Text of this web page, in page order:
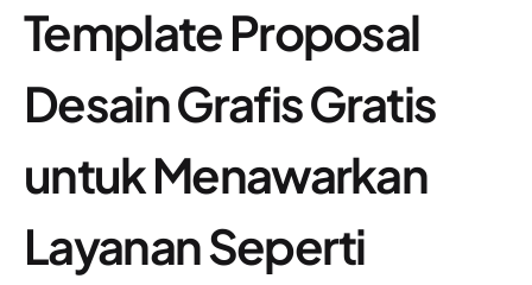
Template Proposal
Desain Grafis Gratis
untuk Menawarkan
Layanan Seperti